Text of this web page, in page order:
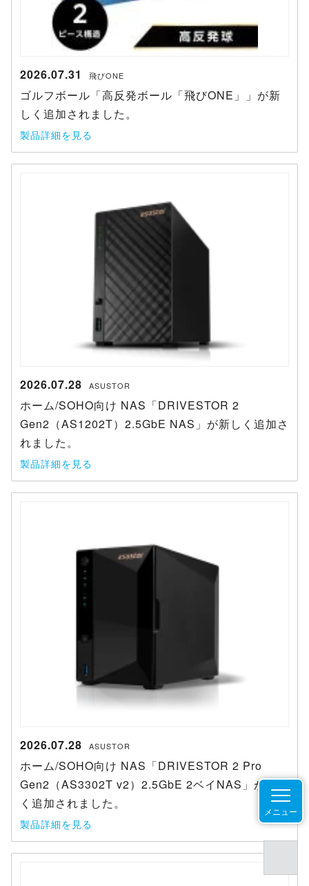
メニュー
2026.07.31 飛びONE
ゴルフボール「高反発ボール「飛びONE」」が新
しく追加されました。
製品詳細を見る
2026.07.28 ASUSTOR
ホーム/SOHO向け NAS「DRIVESTOR 2
Gen2（AS1202T）2.5GbE NAS」が新しく追加さ
れました。
製品詳細を見る
2026.07.28 ASUSTOR
ホーム/SOHO向け NAS「DRIVESTOR 2 Pro
Gen2（AS3302T v2）2.5GbE 2ベイNAS」が新し
く追加されました。
製品詳細を見る